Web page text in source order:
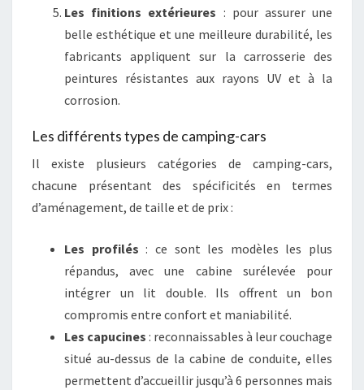
Les finitions extérieures : pour assurer une
belle esthétique et une meilleure durabilité, les
fabricants appliquent sur la carrosserie des
peintures résistantes aux rayons UV et à la
corrosion.
Les différents types de camping-cars
Il existe plusieurs catégories de camping-cars,
chacune présentant des spécificités en termes
d’aménagement, de taille et de prix :
Les profilés : ce sont les modèles les plus
répandus, avec une cabine surélevée pour
intégrer un lit double. Ils offrent un bon
compromis entre confort et maniabilité.
Les capucines : reconnaissables à leur couchage
situé au-dessus de la cabine de conduite, elles
permettent d’accueillir jusqu’à 6 personnes mais